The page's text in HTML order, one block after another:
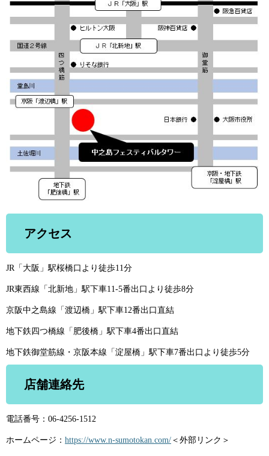
アクセス
JR「大阪」駅桜橋口より徒歩11分
JR東西線「北新地」駅下車11-5番出口より徒歩8分
京阪中之島線「渡辺橋」駅下車12番出口直結
地下鉄四つ橋線「肥後橋」駅下車4番出口直結
地下鉄御堂筋線・京阪本線「淀屋橋」駅下車7番出口より徒歩5分
店舗連絡先
電話番号：06-4256-1512
ホームページ： https://www.n-sumotokan.com/ ＜外部リンク＞